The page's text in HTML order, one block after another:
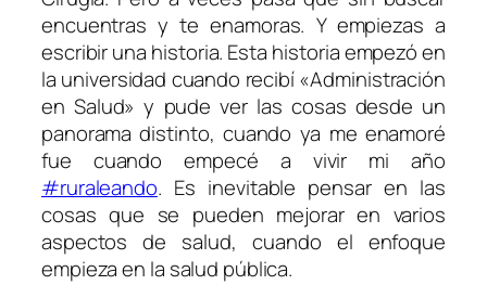
encuentras y te enamoras. Y empiezas a
escribir una historia. Esta historia empezó en
la universidad cuando recibí «Administración
en Salud» y pude ver las cosas desde un
panorama distinto, cuando ya me enamoré
fue cuando empecé a vivir mi año
#ruraleando. Es inevitable pensar en las
cosas que se pueden mejorar en varios
aspectos de salud, cuando el enfoque
empieza en la salud pública.